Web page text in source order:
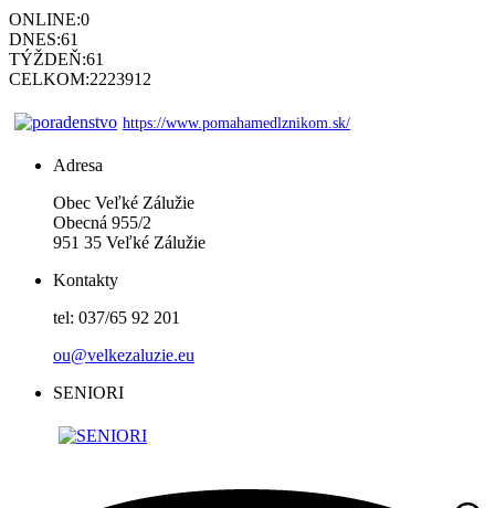
ONLINE:0
DNES:61
TÝŽDEŇ:61
CELKOM:2223912
https://www.pomahamedlznikom.sk/
Adresa
Obec Veľké Zálužie
Obecná 955/2
951 35 Veľké Zálužie
Kontakty
tel: 037/65 92 201
ou@velkezaluzie.eu
SENIORI